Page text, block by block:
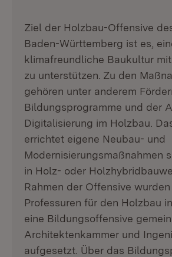
Ziel der Holzbau-Offensive
Baden-Württemberg ist es,
klimafreundliche Baukultur
zu unterstützen. Zu den
gehören unter anderem
Bildungsprogramme und der
Digitalisierung im Holzbau.
errichtet eigene Neubau- und
Modernisierungsmaßnahmen
in Holz- oder
Rahmen der Offensive
Professuren für den Holzbau
eine Bildungsoffensive
Architektenkammer und
aufgesetzt. Über das